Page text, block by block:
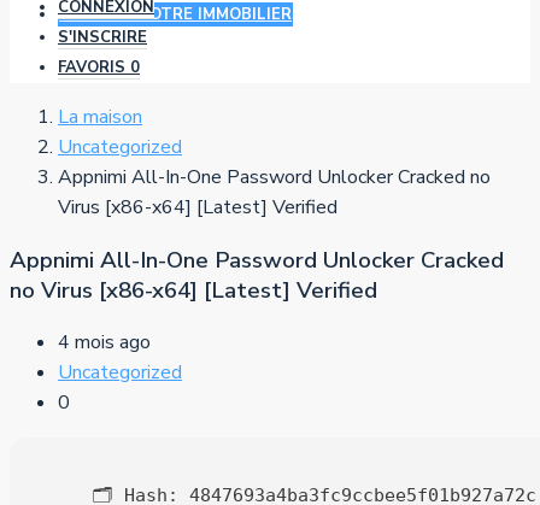
AJOUTER VOTRE IMMOBILIER
CONNEXION
S'INSCRIRE
FAVORIS 0
La maison
Uncategorized
Appnimi All-In-One Password Unlocker Cracked no
Virus [x86-x64] [Latest] Verified
Appnimi All-In-One Password Unlocker Cracked
no Virus [x86-x64] [Latest] Verified
4 mois ago
Uncategorized
0
🗂 Hash: 4847693a4ba3fc9ccbee5f01b927a72c